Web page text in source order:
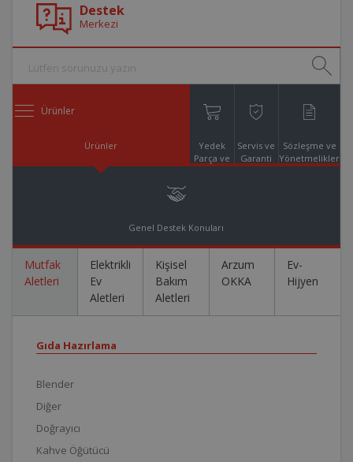
Destek
Merkezi
Ürünler
Ürünler
Yedek
Parça ve
Servis ve
Garanti
Sözleşme ve
Yönetmelikler
Genel Destek Konuları
Mutfak
Aletleri
Elektrikli
Ev
Aletleri
Kişisel
Bakım
Aletleri
Arzum
OKKA
Ev-
Hijyen
Gıda Hazırlama
Blender
Diğer
Doğrayıcı
Kahve Öğütücü